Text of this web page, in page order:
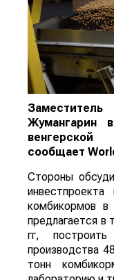
Жумангарин
венгерской
сообщает
Стороны
комбикормов в
предлагается в
гг,
производства
тонн